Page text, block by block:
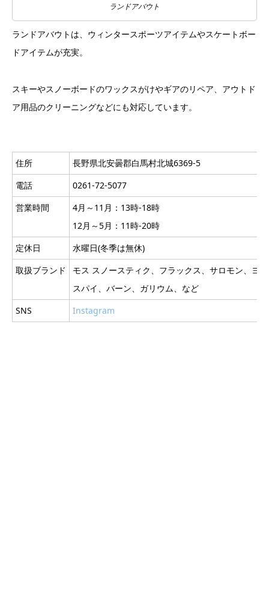
ランドアバウト
ランドアバウトは、ウィンタースポーツアイテムやスケートボー
ドアイテムが充実。
スキーやスノーボードのワックスがけやギアのリペア、アウトド
ア用品のクリーニングなどにも対応しています。
住所
長野県北安曇郡白馬村北城6369-5
電話
0261-72-5077
営業時間
4月～11月：13時-18時
12月～5月：11時-20時
定休日
水曜日(冬季は無休)
取扱ブランド
モス スノースティク、フラックス、サロモン、ヨ
スパイ、バーン、ガリウム、など
SNS
Instagram